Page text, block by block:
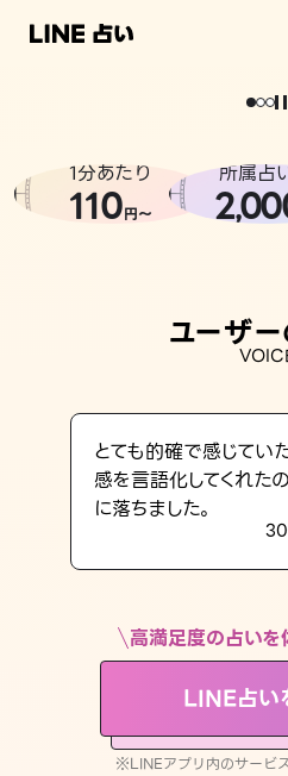
相談事例
LINE占いを開く
※LINEアプリ内のサービスページへ遷移します
どうせなら
。
1分あたり
110円〜
所属占
2,
ユーザ
とても的確で感じてい
感を言語化してくれた
に落ちました。
高満足度の占いを
LINE占い
※LINEアプリ内のサービ